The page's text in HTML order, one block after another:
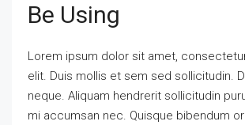
Be Using
Lorem ipsum dolor sit amet,
elit. Duis mollis et sem sed sollicitudin.
neque. Aliquam hendrerit sollicitudin
mi accumsan nec. Quisque bibendum